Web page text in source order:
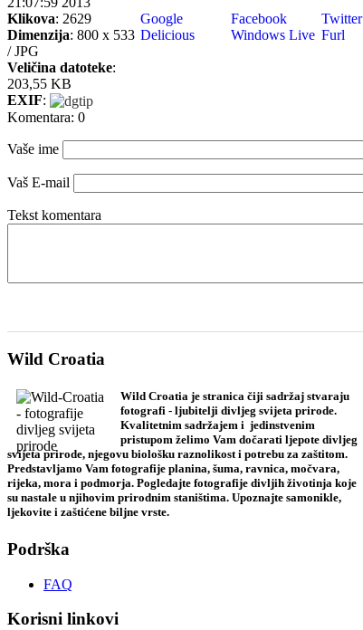
Klikova: 2629
Dimenzija: 800 x 533
/ JPG
Veličina datoteke:
203,55 KB
EXIF:
Google Facebook Twitter
Delicious
Windows Live Furl
Komentara: 0
Vaše ime
Vaš E-mail
Tekst komentara
Wild Croatia
Wild Croatia je stranica čiji sadržaj stvaraju
fotografi - ljubitelji divljeg svijeta prirode.
Kvalitetnim sadržajem i jedinstvenim
pristupom želimo Vam dočarati ljepote divljeg
svijeta prirode, njegovu biološku raznolikost i potrebu za zaštitom.
Predstavljamo Vam fotografije planina, šuma, ravnica, močvara,
rijeka, mora i podmorja. Pogledajte fotografije divljih životinja koje
su nastale u njihovim prirodnim staništima. Upoznajte samonikle,
ljekovite i zaštićene biljne vrste.
Podrška
FAQ
Korisni linkovi